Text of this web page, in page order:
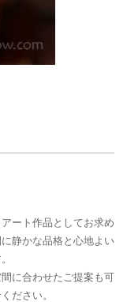
ート作品としてお求め
静かな品格と心地よい
に合わせたご提案も可
ださい。